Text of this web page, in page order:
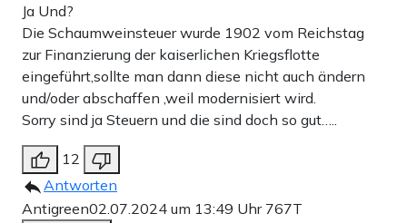
Ja Und?
Die Schaumweinsteuer wurde 1902 vom Reichstag
zur Finanzierung der kaiserlichen Kriegsflotte
eingeführt,sollte man dann diese nicht auch ändern
und/oder abschaffen ,weil modernisiert wird.
Sorry sind ja Steuern und die sind doch so gut…..
12
Antworten
Antigreen02.07.2024 um 13:49 Uhr 767T